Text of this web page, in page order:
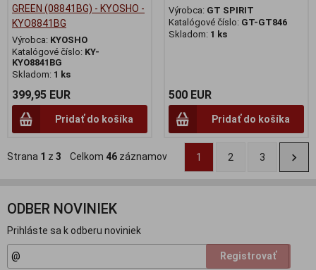
GREEN (08841BG) - KYOSHO -
KYO8841BG
Výrobca: KYOSHO
Katalógové číslo: KY-
KYO8841BG
Skladom: 1 ks
399,95 EUR
Pridať do košíka
Výrobca: GT SPIRIT
Katalógové číslo: GT-GT846
Skladom: 1 ks
500 EUR
Pridať do košíka
Strana 1 z 3 Celkom 46 záznamov 1 2 3
ODBER NOVINIEK
Prihláste sa k odberu noviniek
Registrovať